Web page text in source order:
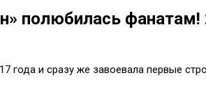
полюбилась фанатам!
и сразу же завоевала первые